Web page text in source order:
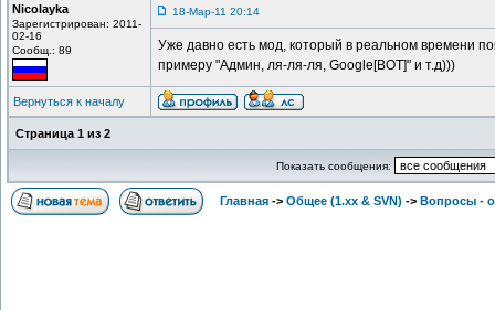
Nicolayka
Зарегистрирован: 2011-
02-16
Сообщ.: 89
18-Мар-11 20:14
Уже давно есть мод, который в реальном времени
примеру "Админ, ля-ля-ля, Google[BOT]" и т.д)))
Вернуться к началу
Страница 1 из 2
Показать сообщения:
Главная -> Общее (1.хх & SVN) -> Вопросы -